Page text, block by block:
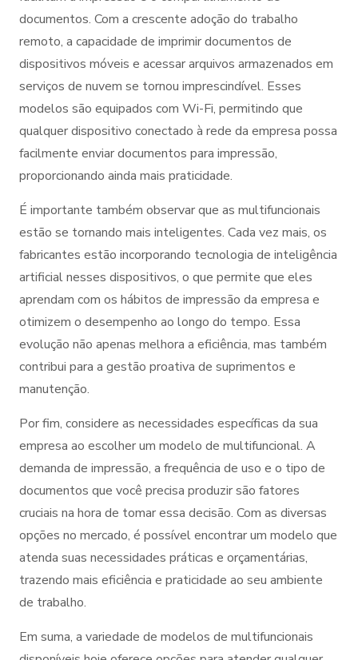
documentos. Com a crescente adoção do trabalho
remoto, a capacidade de imprimir documentos de
dispositivos móveis e acessar arquivos armazenados em
serviços de nuvem se tornou imprescindível. Esses
modelos são equipados com Wi-Fi, permitindo que
qualquer dispositivo conectado à rede da empresa possa
facilmente enviar documentos para impressão,
proporcionando ainda mais praticidade.
É importante também observar que as multifuncionais
estão se tornando mais inteligentes. Cada vez mais, os
fabricantes estão incorporando tecnologia de inteligência
artificial nesses dispositivos, o que permite que eles
aprendam com os hábitos de impressão da empresa e
otimizem o desempenho ao longo do tempo. Essa
evolução não apenas melhora a eficiência, mas também
contribui para a gestão proativa de suprimentos e
manutenção.
Por fim, considere as necessidades específicas da sua
empresa ao escolher um modelo de multifuncional. A
demanda de impressão, a frequência de uso e o tipo de
documentos que você precisa produzir são fatores
cruciais na hora de tomar essa decisão. Com as diversas
opções no mercado, é possível encontrar um modelo que
atenda suas necessidades práticas e orçamentárias,
trazendo mais eficiência e praticidade ao seu ambiente
de trabalho.
Em suma, a variedade de modelos de multifuncionais